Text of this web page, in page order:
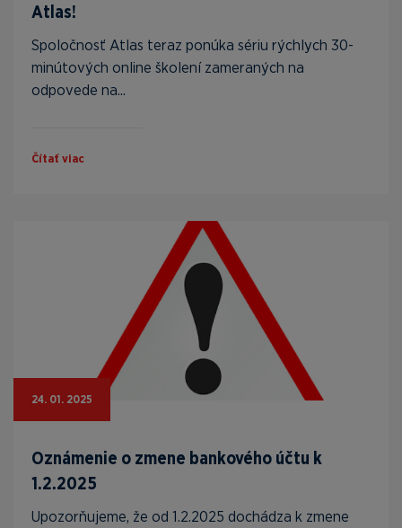
Atlas!
Spoločnosť Atlas teraz ponúka sériu rýchlych 30-
minútových online školení zameraných na
odpovede na...
Čítať viac
24. 01. 2025
Oznámenie o zmene bankového účtu k
1.2.2025
Upozorňujeme, že od 1.2.2025 dochádza k zmene